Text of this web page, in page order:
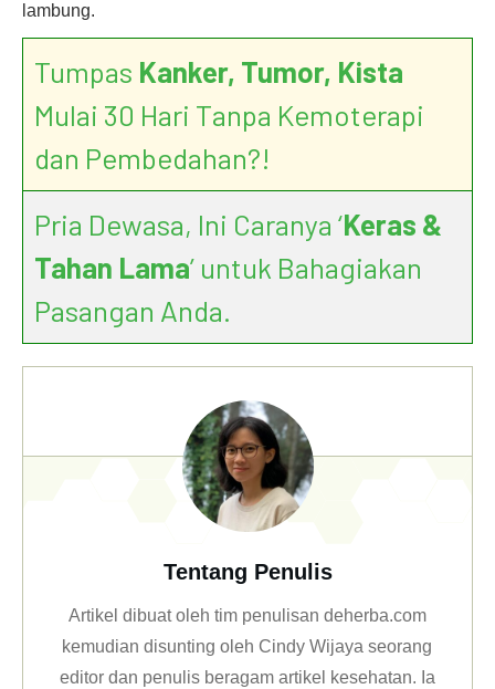
lambung.
Tumpas Kanker, Tumor, Kista
Mulai 30 Hari Tanpa Kemoterapi
dan Pembedahan?!
Pria Dewasa, Ini Caranya ‘Keras &
Tahan Lama’ untuk Bahagiakan
Pasangan Anda.
Tentang Penulis
Artikel dibuat oleh tim penulisan deherba.com
kemudian disunting oleh Cindy Wijaya seorang
editor dan penulis beragam artikel kesehatan. Ia